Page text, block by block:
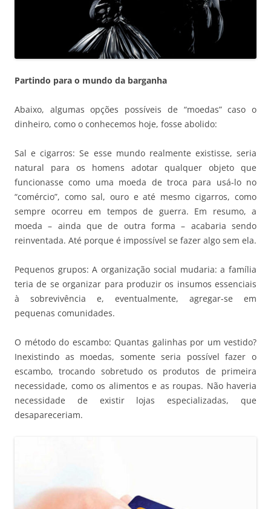
Partindo para o mundo da barganha
Abaixo, algumas opções possíveis de “moedas” caso o
dinheiro, como o conhecemos hoje, fosse abolido:
Sal e cigarros: Se esse mundo realmente existisse, seria
natural para os homens adotar qualquer objeto que
funcionasse como uma moeda de troca para usá-lo no
“comércio”, como sal, ouro e até mesmo cigarros, como
sempre ocorreu em tempos de guerra. Em resumo, a
moeda – ainda que de outra forma – acabaria sendo
reinventada. Até porque é impossível se fazer algo sem ela.
Pequenos grupos: A organização social mudaria: a família
teria de se organizar para produzir os insumos essenciais
à sobrevivência e, eventualmente, agregar-se em
pequenas comunidades.
O método do escambo: Quantas galinhas por um vestido?
Inexistindo as moedas, somente seria possível fazer o
escambo, trocando sobretudo os produtos de primeira
necessidade, como os alimentos e as roupas. Não haveria
necessidade de existir lojas especializadas, que
desapareceriam.